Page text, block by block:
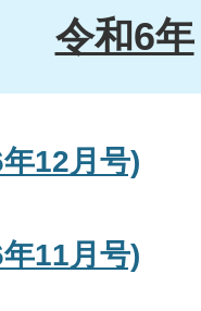
令和6年
12月号)
11月号)